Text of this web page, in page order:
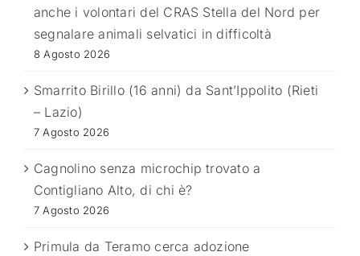
anche i volontari del CRAS Stella del Nord per
segnalare animali selvatici in difficoltà
8 Agosto 2026
Smarrito Birillo (16 anni) da Sant’Ippolito (Rieti
– Lazio)
7 Agosto 2026
Cagnolino senza microchip trovato a
Contigliano Alto, di chi è?
7 Agosto 2026
Primula da Teramo cerca adozione